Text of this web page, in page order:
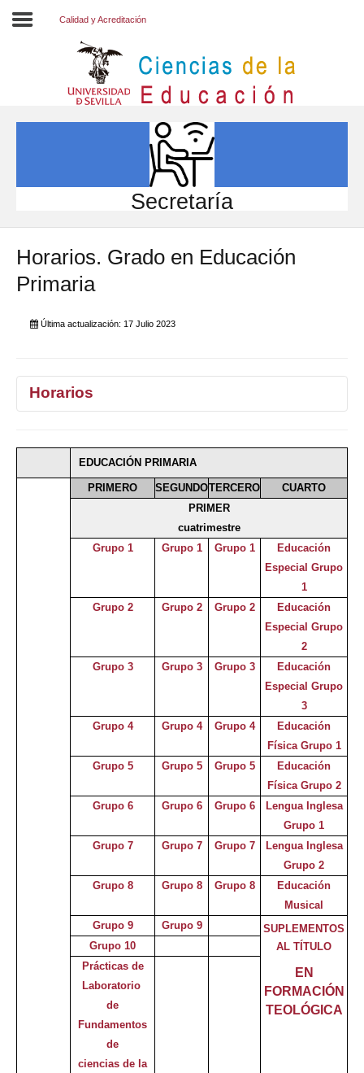
INVESTIGACIÓN
INTERNACIONAL
Directorio FCCE
Calidad y Acreditación
Secretaría
Horarios. Grado en Educación
Primaria
Última actualización: 17 Julio 2023
Horarios
Selecciona curso
EDUCACIÓN PRIMARIA
PRIMERO SEGUNDOTERCERO
CUARTO
PRIMER
cuatrimestre
Grupo 1
Grupo 1 Grupo 1
Educación
Especial Grupo
1
Grupo 2
Grupo 2 Grupo 2
Educación
Especial Grupo
2
Grupo 3
Grupo 3 Grupo 3
Educación
Especial Grupo
3
Grupo 4
Grupo 4 Grupo 4
Educación
Física Grupo 1
Grupo 5
Grupo 5 Grupo 5
Educación
Física Grupo 2
Grupo 6
Grupo 6 Grupo 6
Lengua Inglesa
Grupo 1
Grupo 7
Grupo 7 Grupo 7
Lengua Inglesa
Grupo 2
Grupo 8
Grupo 8 Grupo 8
Educación
Musical
Grupo 9
Grupo 9
SUPLEMENTOS
AL TÍTULO
EN
FORMACIÓN
TEOLÓGICA
Grupo 10
Prácticas de
Laboratorio
de
Fundamentos
de
ciencias de la